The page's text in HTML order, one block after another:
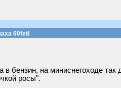
60fetl
в бензин, на миниснегоходе
росы".